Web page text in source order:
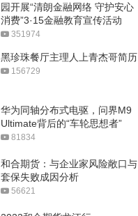
园开展“清朗金融网络 守护安心
消费”3·15金融教育宣传活动
351974
黑珍珠餐厅主理人上青杰哥简历
156729
华为同轴分布式电驱，问界M9
Ultimate背后的“车轮思想者”
81834
和合期货：与企业家风险敞口与
套保失败成因分析
56621